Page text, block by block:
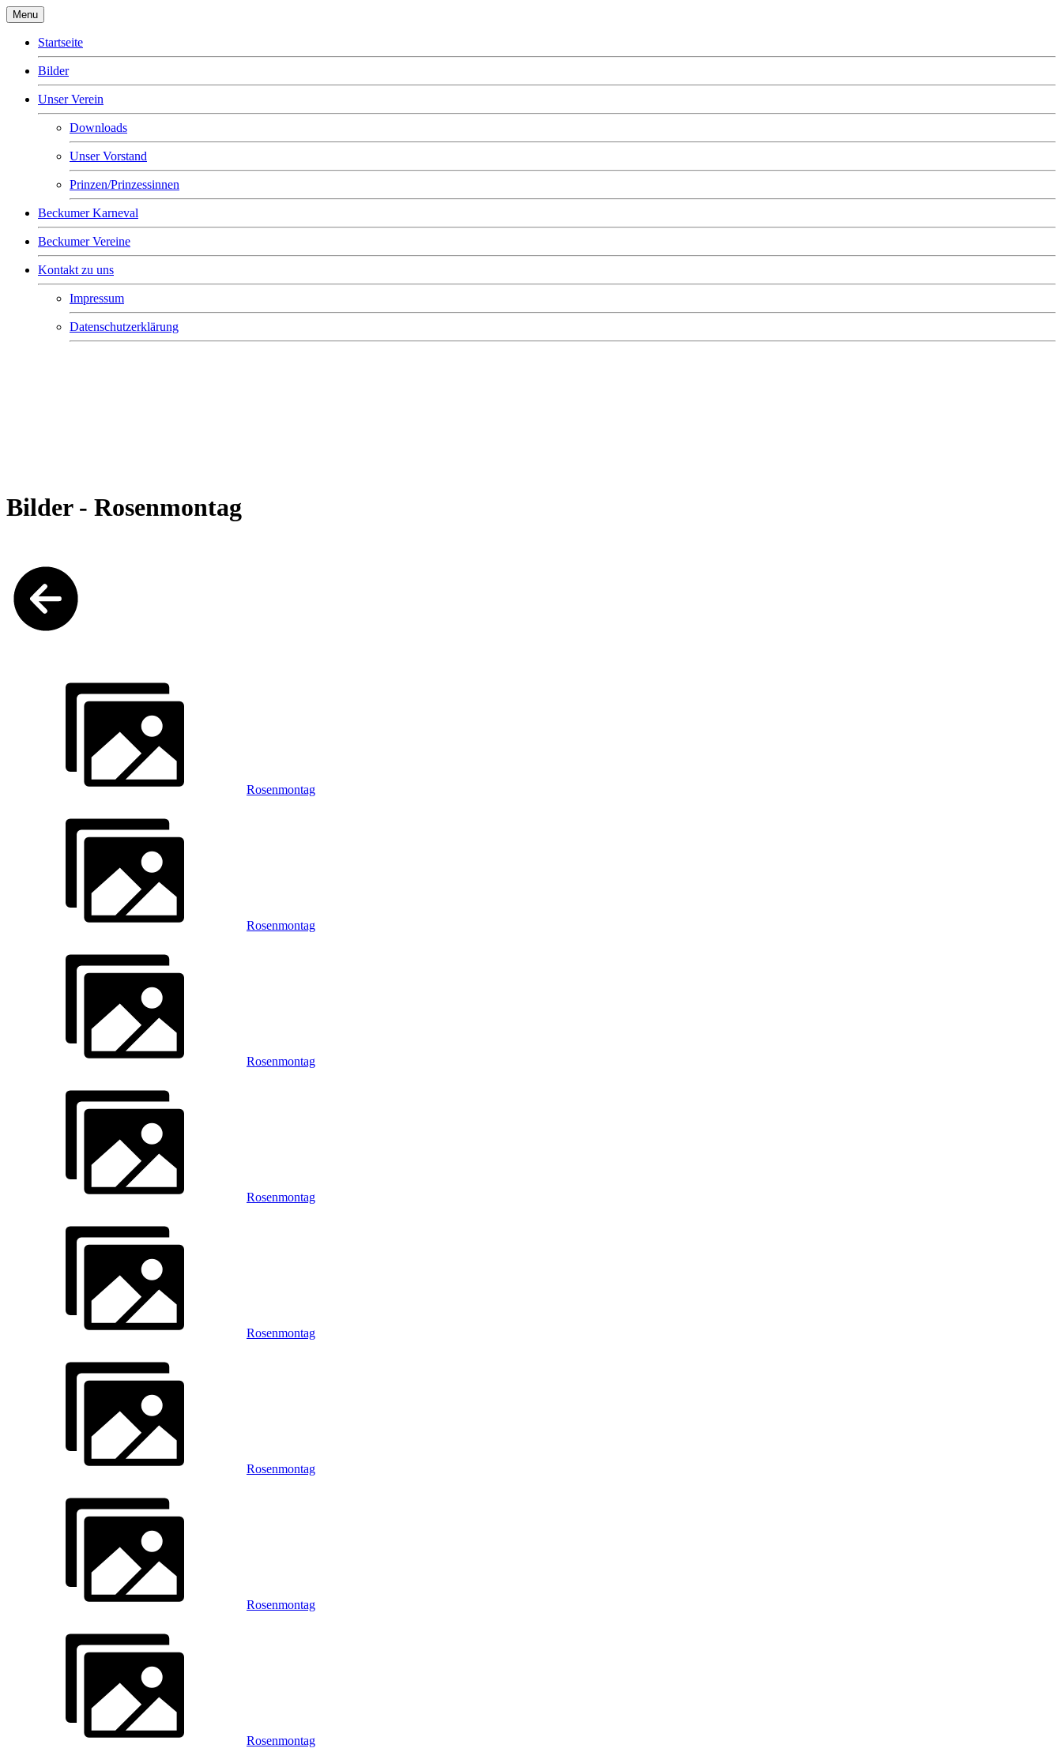
Menu
Startseite
Bilder
Unser Verein
Downloads
Unser Vorstand
Prinzen/Prinzessinnen
Beckumer Karneval
Beckumer Vereine
Kontakt zu uns
Impressum
Datenschutzerklärung
Bilder - Rosenmontag
Rosenmontag
Rosenmontag
Rosenmontag
Rosenmontag
Rosenmontag
Rosenmontag
Rosenmontag
Rosenmontag